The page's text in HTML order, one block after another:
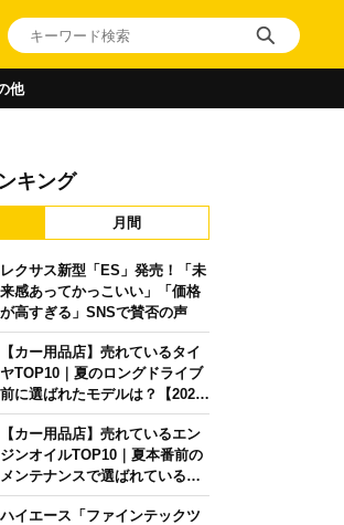
他
キング
月間
レクサス新型「ES」発売！「未
来感あってかっこいい」「価格
が高すぎる」SNSで賛否の声
【カー用品店】売れているタイ
ヤTOP10｜夏のロングドライブ
前に選ばれたモデルは？【2026
年6月版】
【カー用品店】売れているエン
ジンオイルTOP10｜夏本番前の
メンテナンスで選ばれている人
気モデルは？【2026年6月版】
ハイエース「ファインテックツ